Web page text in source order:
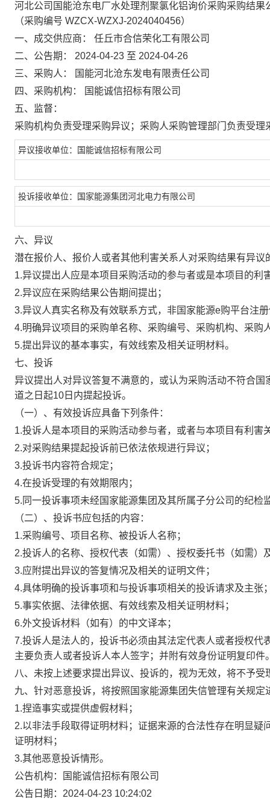
河北公司国能沧东电厂水处理剂聚氯化铝询价采购采购结果
（采购编号 WZCX-WZXJ-2024040456）
一、成交供应商：
任丘市合信荣化工有限公司
二、公告期：
2024-04-23 至 2024-04-26
三、采购人：
国能河北沧东发电有限责任公司
四、采购机构：
国能诚信招标有限公司
五、监督：
采购机构负责受理采购异议；采购人采购管理部门负责受理
异议接收单位：国能诚信招标有限公司
投诉接收单位：国家能源集团河北电力有限公司
六、异议
潜在报价人、报价人或者其他利害关系人对采购结果有异
1.异议提出人应是本项目采购活动的参与者或是本项目的利
2.异议应在采购结果公告期间提出；
3.异议人真实名称及有效联系方式，非国家能源e购平台注
4.明确异议项目的采购单名称、采购编号、采购机构、采购
5.提出异议的基本事实，有效线索及相关证明材料。
七、投诉
异议提出人对异议答复不满意的，或认为采购活动不符合
道之日起10日内提起投诉。
（一）、有效投诉应具备下列条件：
1.投诉人是本项目的采购活动参与者，或者与本项目有利害
2.对采购结果提起投诉前已依法依规进行异议；
3.投诉书内容符合规定；
4.在投诉受理的有效期限内；
5.同一投诉事项未经国家能源集团及其所属子分公司的纪检
（二）、投诉书应包括的内容：
1.采购编号、项目名称、被投诉人名称；
2.投诉人的名称、授权代表（如需）、授权委托书（如需）
3.应附提出异议的答复情况及相关的证明文件；
4.具体明确的投诉事项和与投诉事项相关的投诉请求及主张
5.事实依据、法律依据、有效线索及相关证明材料；
6.外文投诉材料（如有）的中文译本；
7.投诉人是法人的，投诉书必须由其法定代表人或者授权
主要负责人或者投诉人本人签字；并附有效身份证明复印件
八、未按上述要求提出异议、投诉的，视为无效，将不予受
九、针对恶意投诉，将按照国家能源集团失信管理有关规定
1.捏造事实或提供虚假材料；
2.以非法手段取得证明材料；证据来源的合法性存在明显
证明材料；
3.其他恶意投诉情形。
公告机构：国能诚信招标有限公司
公告日期：2024-04-23 10:24:02